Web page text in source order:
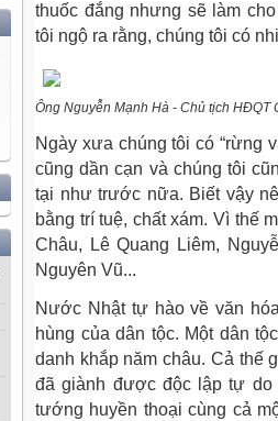
thuốc đắng nhưng sẽ làm
tôi ngộ ra rằng, chúng tôi có
Ông Nguyễn Mạnh Hà - Chủ tịch HĐQT
Ngày xưa chúng tôi có “rừng
cũng dần cạn và chúng tôi
tại như trước nữa. Biết vậy
bằng trí tuệ, chất xám. Vì thế
Châu, Lê Quang Liêm,
Nguyên Vũ...
Nước Nhật tự hào về văn
hùng của dân tộc. Một dân
danh khắp năm châu. Cả
đã giành được độc lập tự
tướng huyền thoại cùng cả